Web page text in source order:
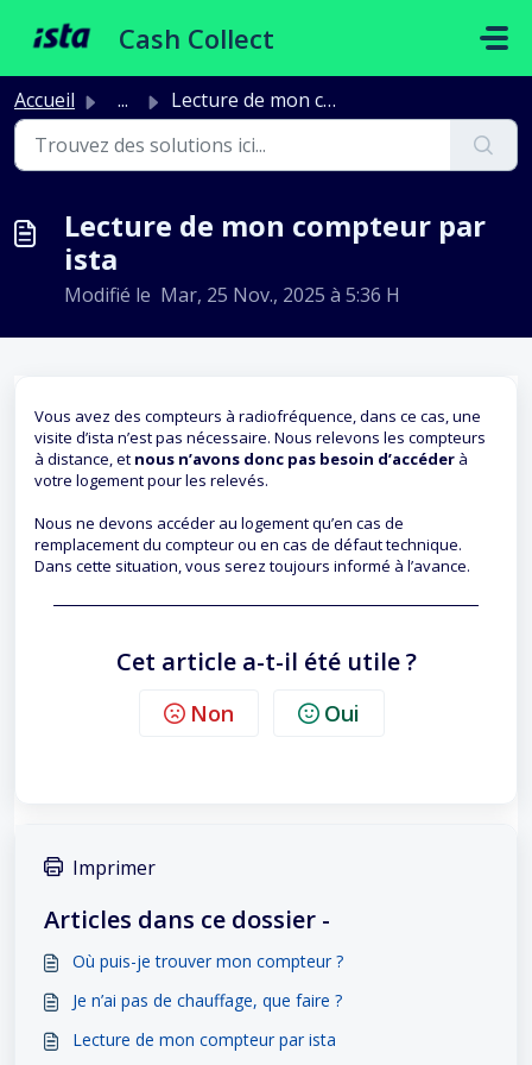
Cash Collect
Accueil ... Lecture de mon compteur par ista
Lecture de mon compteur par
ista
Modifié le Mar, 25 Nov., 2025 à 5:36 H
Vous avez des compteurs à radiofréquence, dans ce cas, une
visite d’ista n’est pas nécessaire. Nous relevons les compteurs
à distance, et nous n’avons donc pas besoin d’accéder à
votre logement pour les relevés.
Nous ne devons accéder au logement qu’en cas de
remplacement du compteur ou en cas de défaut technique.
Dans cette situation, vous serez toujours informé à l’avance.
Cet article a-t-il été utile ?
Non Oui
Imprimer
Articles dans ce dossier -
Où puis-je trouver mon compteur ?
Je n’ai pas de chauffage, que faire ?
Lecture de mon compteur par ista